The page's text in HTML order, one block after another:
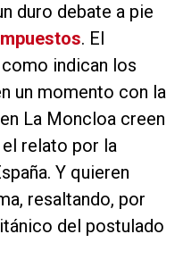
duro debate a pie
. El
como indican los
un momento con la
La Moncloa creen
el relato por la
Y quieren
resaltando, por
del postulado